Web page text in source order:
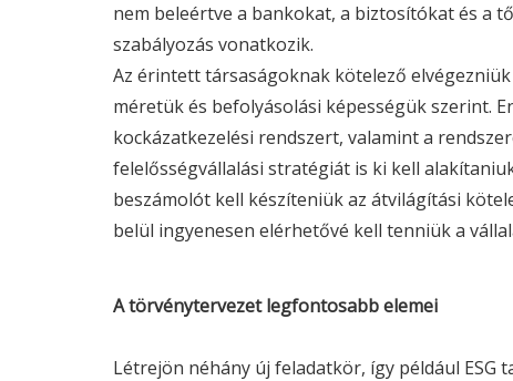
nem beleértve a bankokat, a biztosítókat és a
szabályozás vonatkozik.
Az érintett társaságoknak kötelező
méretük és befolyásolási képességük szerint.
kockázatkezelési rendszert, valamint a
felelősségvállalási stratégiát is ki kell
beszámolót kell készíteniük az átvilágítási
belül ingyenesen elérhetővé kell tenniük a
A törvénytervezet legfontosabb elemei
Létrejön néhány új feladatkör, így például ESG